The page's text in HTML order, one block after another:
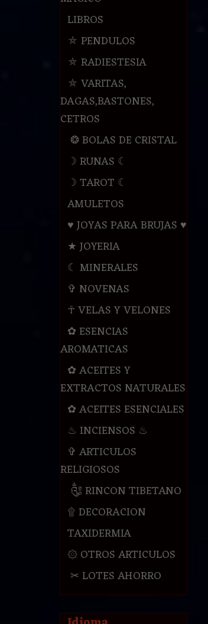
LIBROS
⛤ PENDULOS
⛤ RADIESTESIA
⛤ VARITAS,
DAGAS,BASTONES,
CETROS
❂ BOLAS DE CRISTAL
☽ RUNAS ☾
☽ TAROT ☾
AMULETOS
♥ JOYAS PARA BRUJAS ♥
★ JOYERIA
☾ MINERALES
✞ NOVENAS
☥ VELAS Y VELONES
✿ ESENCIAS
AROMATICAS
✿ ACEITES Y
EXTRACTOS NATURALES
✿ ACEITES ESENCIALES
♨ INCIENSOS ♨
✞ ARTICULOS
RELIGIOSOS
༃ RINCON TIBETANO
۩ DECORACION
TAXIDERMIA
۞ OTROS ARTICULOS
✂ LOTES AHORRO